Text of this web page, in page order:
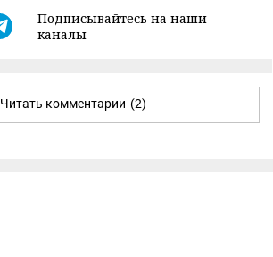
Подписывайтесь на наши
каналы
Читать комментарии (2)